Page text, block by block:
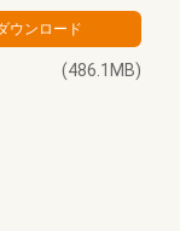
(486.1MB)